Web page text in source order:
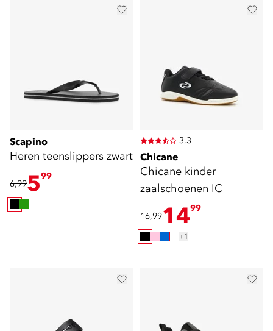
Scapino
Heren teenslippers zwart
6,99599
3,3
Chicane
Chicane kinder
zaalschoenen IC
16,991499
+1